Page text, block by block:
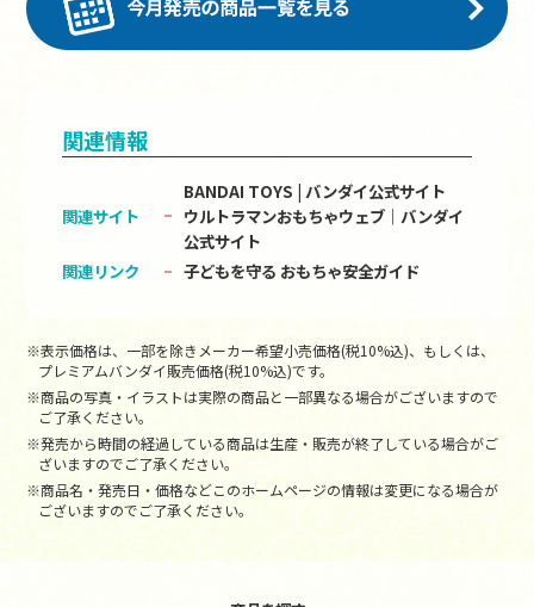
関連情報
関連サイト
BANDAI TOYS | バンダイ公式サイト
ウルトラマンおもちゃウェブ｜バンダイ
公式サイト
関連リンク
子どもを守る おもちゃ安全ガイド
※表示価格は、一部を除きメーカー希望小売価格(税10%込)、もしくは、
プレミアムバンダイ販売価格(税10%込)です。
※商品の写真・イラストは実際の商品と一部異なる場合がございますので
ご了承ください。
※発売から時間の経過している商品は生産・販売が終了している場合がご
ざいますのでご了承ください。
※商品名・発売日・価格などこのホームページの情報は変更になる場合が
ございますのでご了承ください。